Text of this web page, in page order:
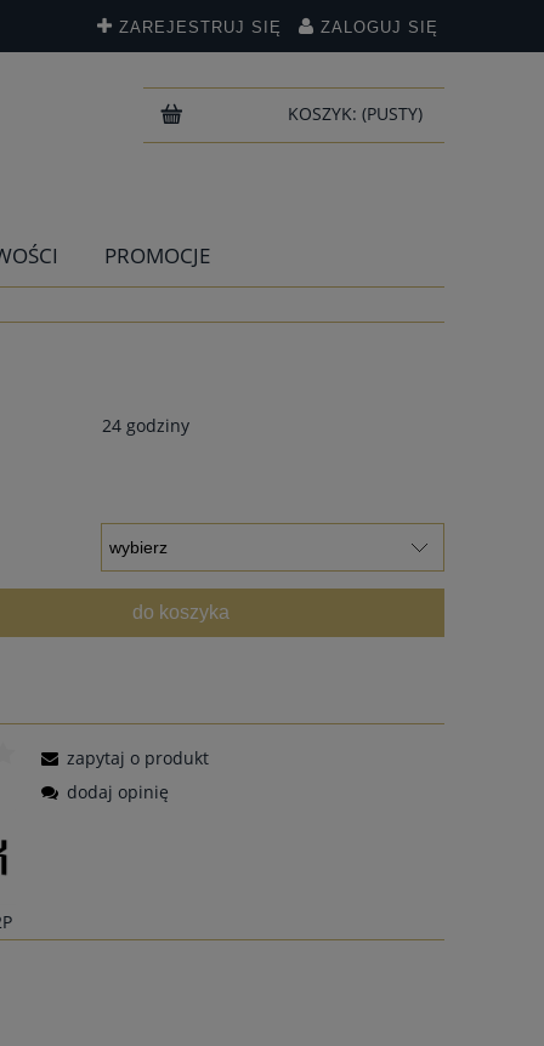
ZAREJESTRUJ SIĘ ZALOGUJ SIĘ
KOSZYK: (PUSTY)
PROMOCJE
24 godziny
do koszyka
zapytaj o produkt
dodaj opinię